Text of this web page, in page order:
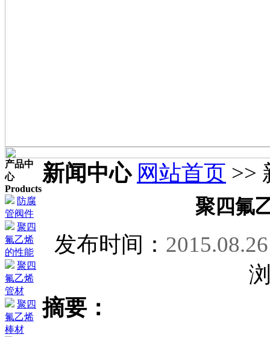
产品中
心
Products
防腐
管阀件
聚四
氟乙烯
的性能
聚四
氟乙烯
管材
聚四
氟乙烯
棒材
新闻中心 网站首页 >>
聚四氟
发布时间： 2015.08.26
摘要：